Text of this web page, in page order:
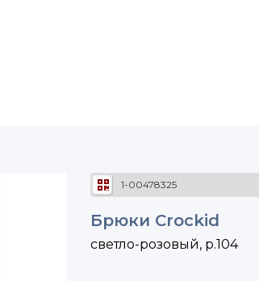
1-00478325
Брюки Crockid
светло-розовый, р.104